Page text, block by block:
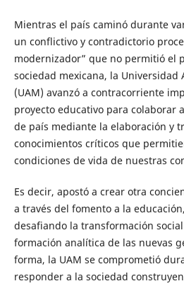
Mientras el país caminó durante
un conflictivo y contradictorio
modernizador” que no permitió el
sociedad mexicana, la
(UAM) avanzó a contracorriente
proyecto educativo para colaborar
de país mediante la elaboración y
conocimientos críticos que
condiciones de vida de nuestras
Es decir, apostó a crear otra
a través del fomento a la
desafiando la transformación
formación analítica de las nuevas
forma, la UAM se comprometió
responder a la sociedad